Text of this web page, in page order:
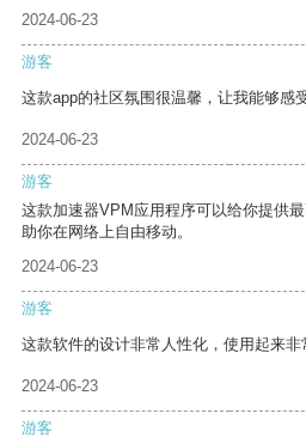
2024-06-23
游客
这款app的社区氛围很温馨，让我能够感
2024-06-23
游客
这款加速器VPM应用程序可以给你提供
助你在网络上自由移动。
2024-06-23
游客
这款软件的设计非常人性化，使用起来非
2024-06-23
游客